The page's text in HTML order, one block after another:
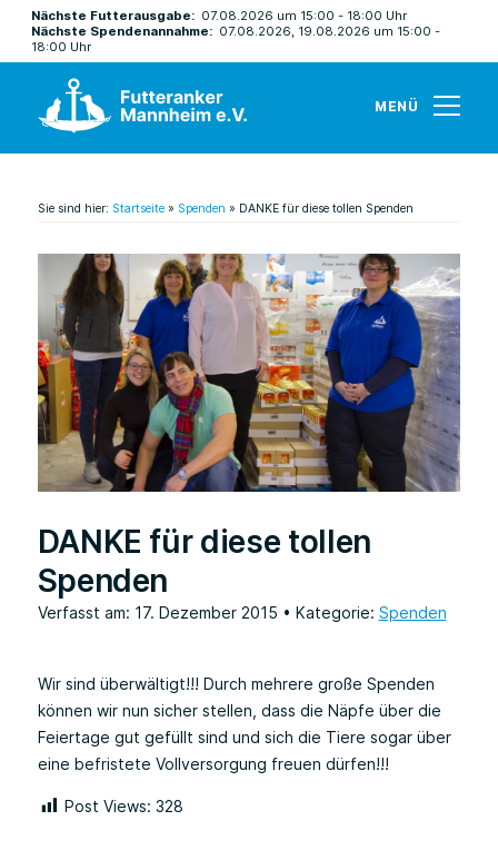
Nächste Futterausgabe: 07.08.2026 um 15:00 - 18:00 Uhr
Nächste Spendenannahme: 07.08.2026, 19.08.2026 um 15:00 -
18:00 Uhr
MENÜ
Sie sind hier: Startseite» Spenden » DANKE für diese tollen Spenden
DANKE für diese tollen
Spenden
Verfasst am: 17. Dezember 2015 • Kategorie: Spenden
Wir sind überwältigt!!! Durch mehrere große Spenden
können wir nun sicher stellen, dass die Näpfe über die
Feiertage gut gefüllt sind und sich die Tiere sogar über
eine befristete Vollversorgung freuen dürfen!!!
Post Views: 328